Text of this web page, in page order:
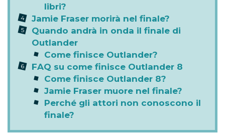
libri?
Jamie Fraser morirà nel finale?
Quando andrà in onda il finale di
Outlander
Come finisce Outlander?
FAQ su come finisce Outlander 8
Come finisce Outlander 8?
Jamie Fraser muore nel finale?
Perché gli attori non conoscono il
finale?